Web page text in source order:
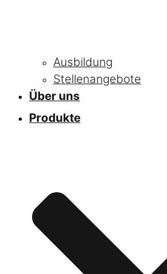
Ausbildung
Stellenangebote
Über uns
Produkte